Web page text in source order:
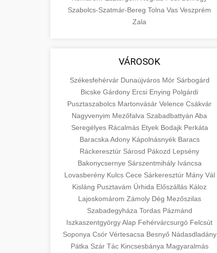
e-scooter reviews
authority and search engine rankings.
White-hat techniques only.
quality backlink service
szolgáltatások
services in economics and business.
Learn about product types and service
categories.
en.wikipedia.org
🚀 8. seo ügynökség +
Expert search engine optimization
services to improve your website's
visibility and organic traffic. Technical
SEO, content optimization, and more.
onlinemarketing101.biz
💎 9. mellplasztika +
Professional breast augmentation
services with experienced surgeons.
Learn about procedures, recovery, and
consultation options for cosmetic
szeptest.com
cosmetic breast surgery
✨ 10. hasplasztika +
Expert tummy tuck procedures to
achieve a flatter, more toned
abdomen. Consultation with certified
plastic surgeons and comprehensive
aftercare.
👁️ szemhejplasztika +
Professional blepharoplasty
procedures to refresh your
appearance. Upper and lower eyelid
📈 Paciensek Számának +
Szabolcs-Szatmár-Bereg Tolna Vas Veszprém
Zala
VÁROSOK
Székesfehérvár Dunaújváros Mór Sárbogárd
Bicske Gárdony Ercsi Enying Polgárdi
Pusztaszabolcs Martonvásár Velence Csákvár
Nagyvenyim Mezőfalva Szabadbattyán Aba
Seregélyes Rácalmás Etyek Bodajk Perkáta
Baracska Adony Kápolnásnyék Baracs
Ráckeresztúr Sárosd Pákozd Lepsény
Bakonycsernye Sárszentmihály Iváncsa
Lovasberény Kulcs Cece Sárkeresztúr Mány Vál
Kisláng Pusztavám Úrhida Előszállás Káloz
Lajoskomárom Zámoly Dég Mezőszilas
Szabadegyháza Tordas Pázmánd
IszkaszentgyörgyAlap Fehérvárcsurgó Felcsút
Soponya Csór Vértesacsa Besnyő Nádasdladány
Pátka Szár Tác Kincsesbánya Magyaralmás